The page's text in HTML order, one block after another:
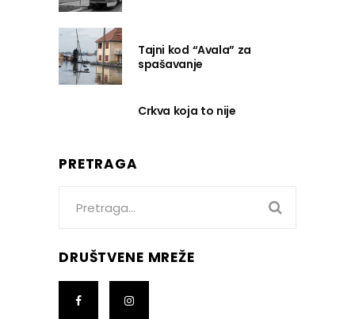
Tajni kod “Avala” za
spašavanje
Crkva koja to nije
PRETRAGA
for:
DRUŠTVENE MREŽE